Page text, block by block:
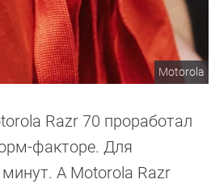
Motorola
Razr 70 проработал
факторе. Для
А Motorola Razr